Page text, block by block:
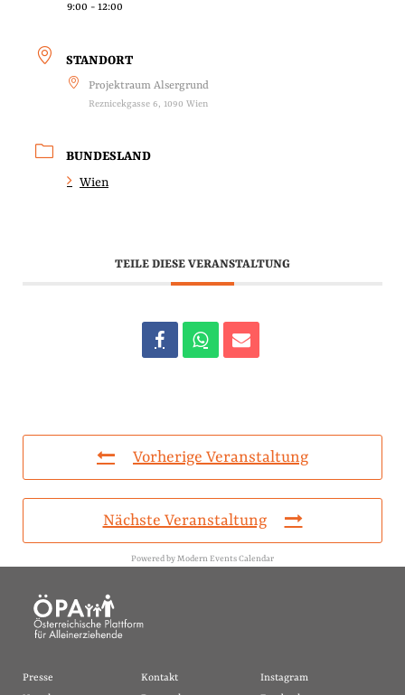
9:00 - 12:00
STANDORT
Projektraum Alsergrund
Reznicekgasse 6, 1090 Wien
BUNDESLAND
Wien
TEILE DIESE VERANSTALTUNG
Vorherige Veranstaltung
Nächste Veranstaltung
Powered byModern Events Calendar
Presse
Kontakt
Instagram